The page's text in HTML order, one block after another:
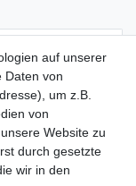
es sich um ein Pflichtfeld.
auf unserer
Daten von
um z.B.
von
Website zu
durch gesetzte
wir in den